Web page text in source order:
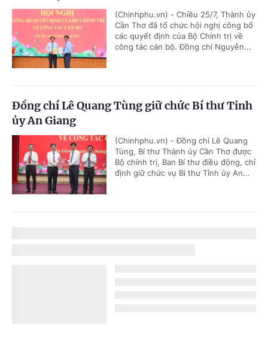
(Chinhphu.vn) - Chiều 25/7, Thành ủy
Cần Thơ đã tổ chức hội nghị công bố
các quyết định của Bộ Chính trị về
công tác cán bộ. Đồng chí Nguyễn...
Đồng chí Lê Quang Tùng giữ chức Bí thư Tỉnh
ủy An Giang
(Chinhphu.vn) - Đồng chí Lê Quang
Tùng, Bí thư Thành ủy Cần Thơ được
Bộ chính trị, Ban Bí thư điều động, chỉ
định giữ chức vụ Bí thư Tỉnh ủy An...